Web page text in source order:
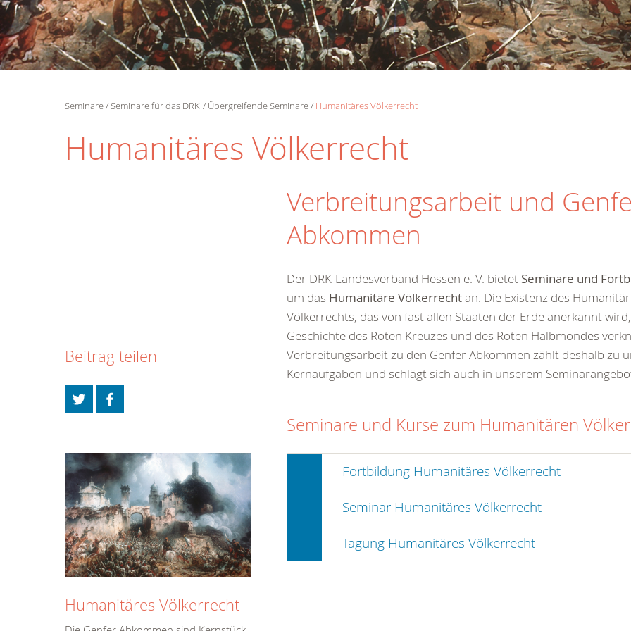
Seminare Seminare für das DRK Übergreifende Seminare Humanitäres Völkerrecht
Humanitäres Völkerrecht
Verbreitungsarbeit und
Abkommen
Der DRK-Landesverband Hessen e. V. bietet Seminare und
um das Humanitäre Völkerrechtan. Die Existenz des
Völkerrechts, das von fast allen Staaten der Erde anerkannt
Geschichte des Roten Kreuzes und des Roten Halbmondes
Verbreitungsarbeit zu den Genfer Abkommen zählt deshalb zu
Kernaufgaben und schlägt sich auch in unserem
Seminare und Kurse zum Humanitären
Fortbildung Humanitäres Völkerrecht
Seminar Humanitäres Völkerrecht
Tagung Humanitäres Völkerrecht
Beitrag teilen
Humanitäres Völkerrecht